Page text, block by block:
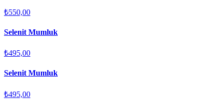
₺550,00
Selenit Mumluk
₺495,00
Selenit Mumluk
₺495,00